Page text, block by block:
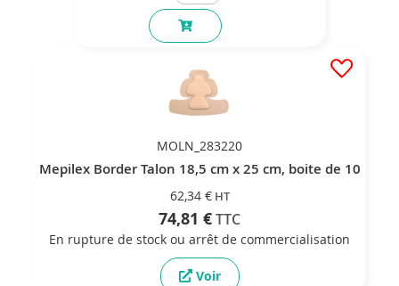
MOLN_283220
Mepilex Border Talon 18,5 cm x 25 cm, boite de 10
62,34 €
74,81 €
En rupture de stock ou arrêt de commercialisation
Voir